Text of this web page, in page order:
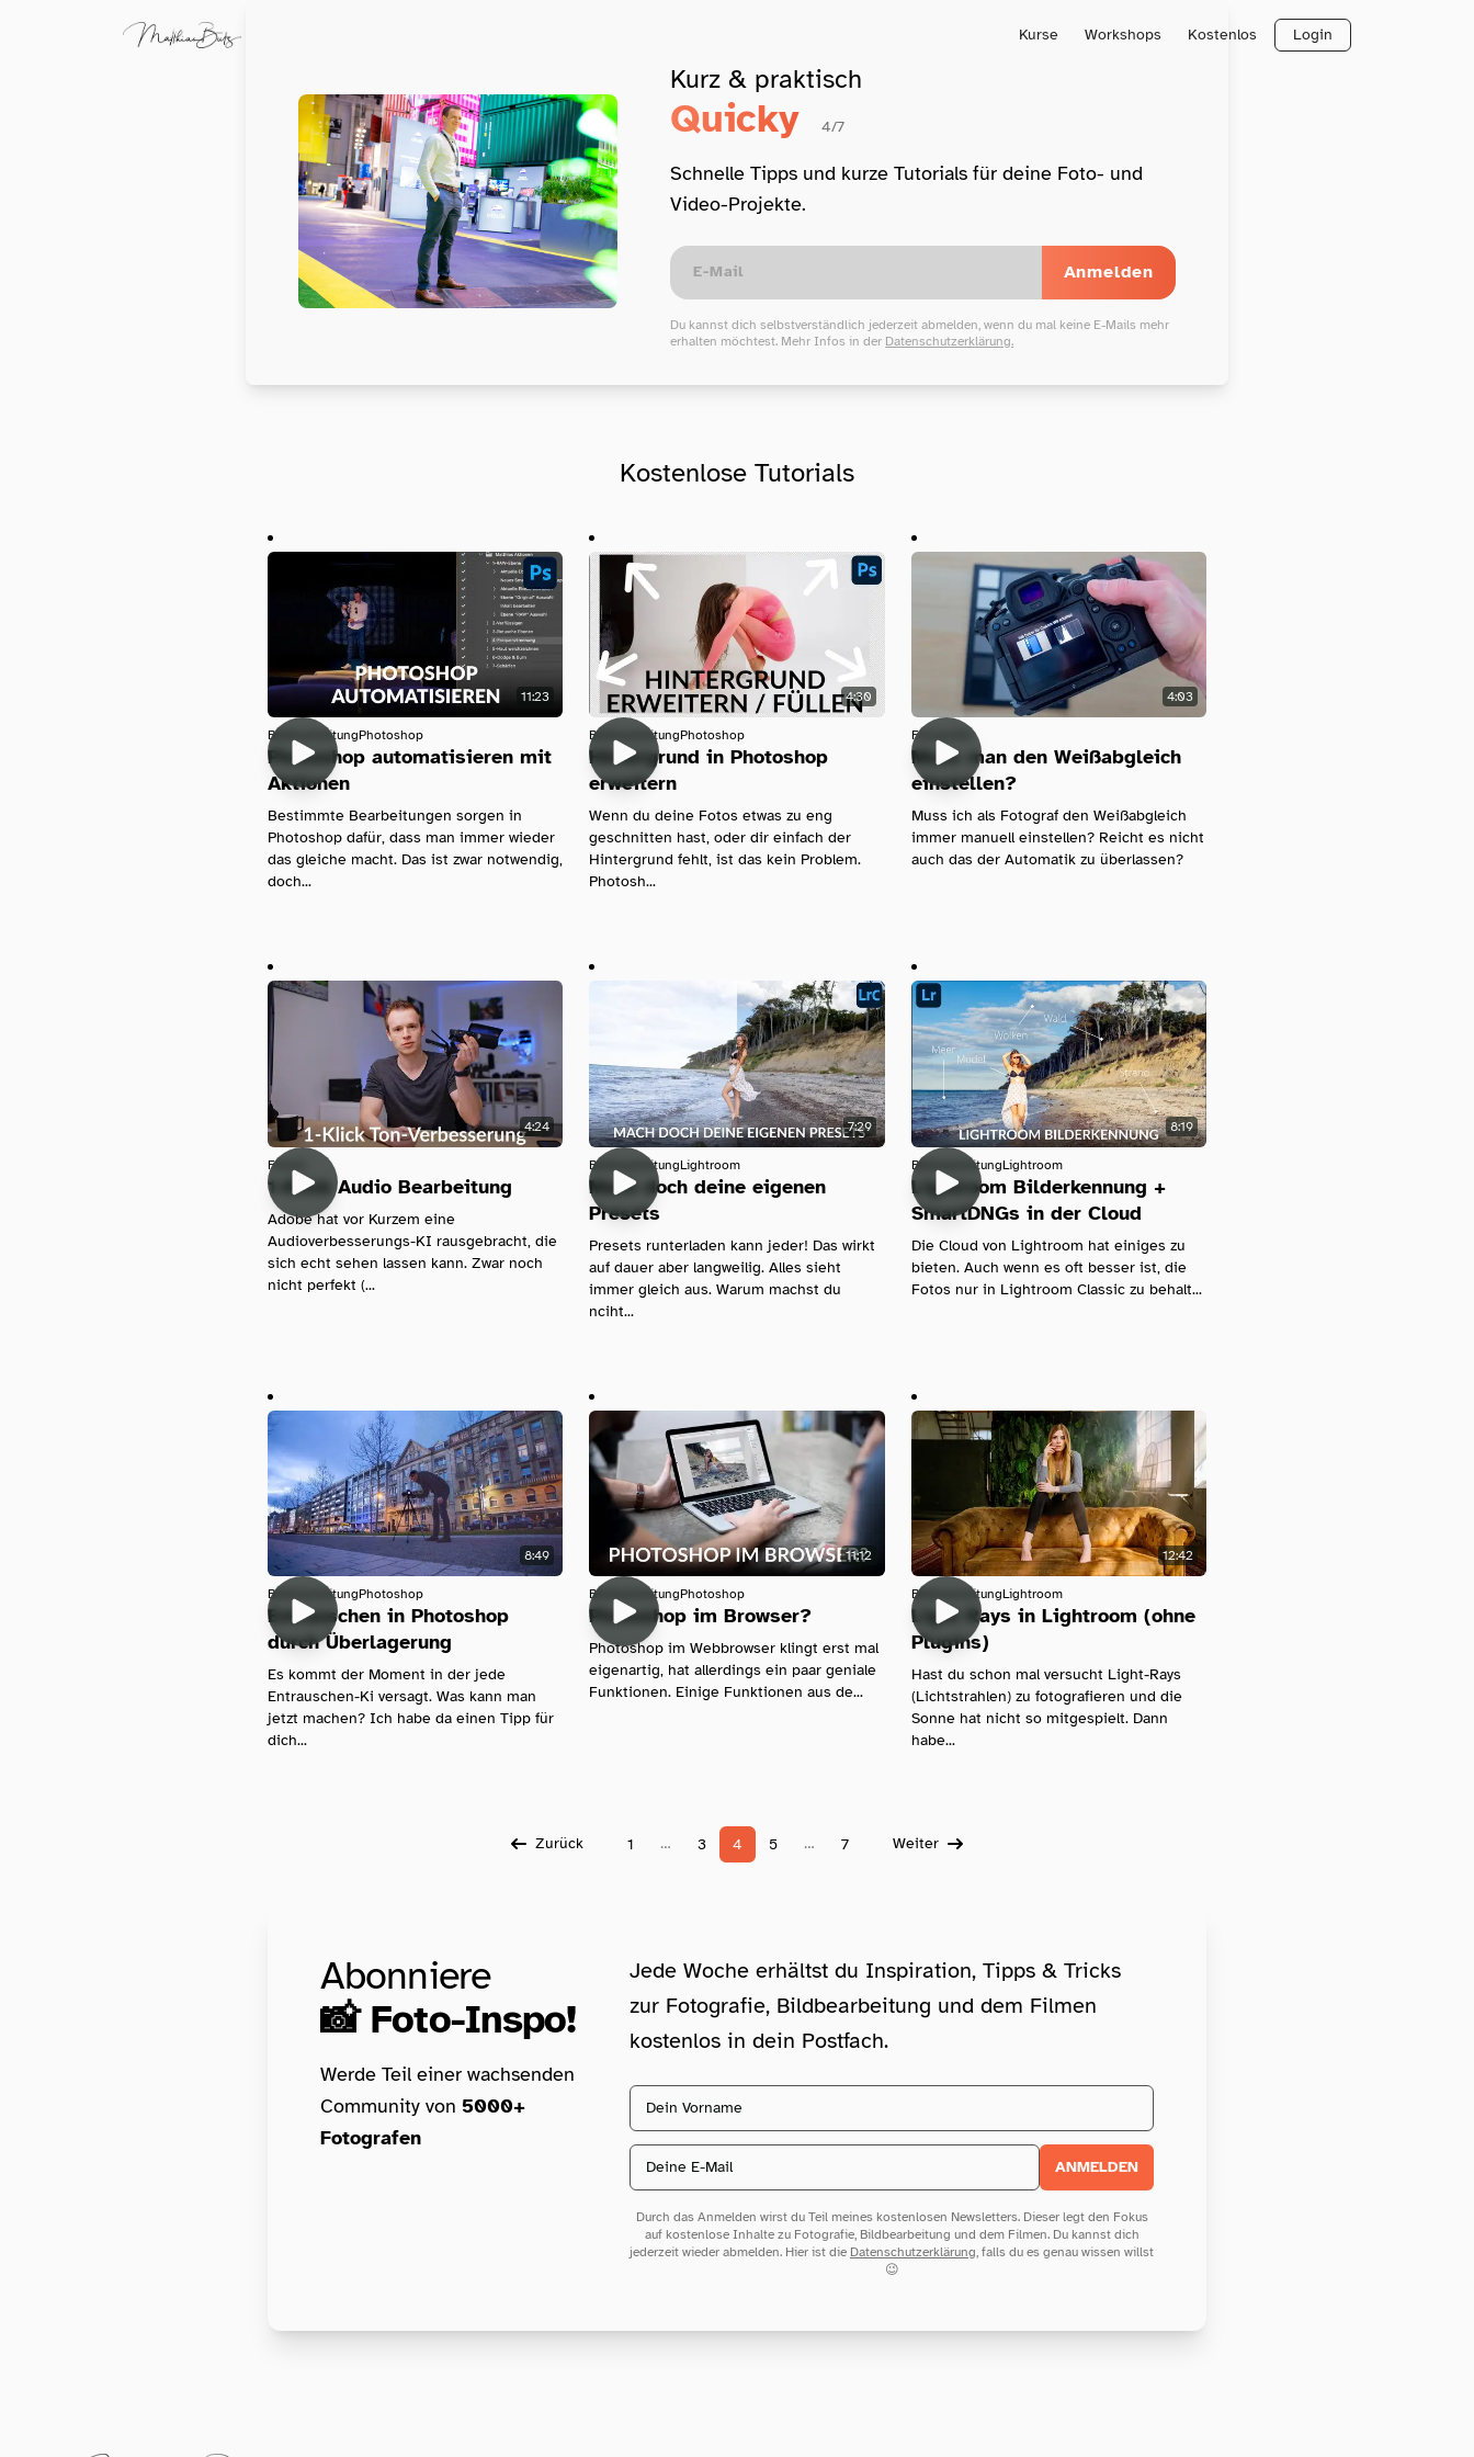
Kurse Workshops Kostenlos Login
Kurz & praktisch
Quicky 4/7
Schnelle Tipps und kurze Tutorials für deine Foto- und
Video-Projekte.
Anmelden
Du kannst dich selbstverständlich jederzeit abmelden, wenn du mal keine E-Mails mehr
erhalten möchtest. Mehr Infos in der Datenschutzerklärung.
Kostenlose Tutorials
11:23
BildbearbeitungPhotoshop
Photoshop automatisieren mit
Aktionen
Bestimmte Bearbeitungen sorgen in
Photoshop dafür, dass man immer wieder
das gleiche macht. Das ist zwar notwendig,
doch...
4:30
BildbearbeitungPhotoshop
Hintergrund in Photoshop
erweitern
Wenn du deine Fotos etwas zu eng
geschnitten hast, oder dir einfach der
Hintergrund fehlt, ist das kein Problem.
Photosh...
4:03
Fotografie
Muss man den Weißabgleich
einstellen?
Muss ich als Fotograf den Weißabgleich
immer manuell einstellen? Reicht es nicht
auch das der Automatik zu überlassen?
4:24
Filmen
1-Klick Audio Bearbeitung
Adobe hat vor Kurzem eine
Audioverbesserungs-KI rausgebracht, die
sich echt sehen lassen kann. Zwar noch
nicht perfekt (...
7:29
BildbearbeitungLightroom
Mach doch deine eigenen
Presets
Presets runterladen kann jeder! Das wirkt
auf dauer aber langweilig. Alles sieht
immer gleich aus. Warum machst du
nciht...
8:19
BildbearbeitungLightroom
Lightroom Bilderkennung +
SmartDNGs in der Cloud
Die Cloud von Lightroom hat einiges zu
bieten. Auch wenn es oft besser ist, die
Fotos nur in Lightroom Classic zu behalt...
8:49
BildbearbeitungPhotoshop
Entrauschen in Photoshop
durch Überlagerung
Es kommt der Moment in der jede
Entrauschen-Ki versagt. Was kann man
jetzt machen? Ich habe da einen Tipp für
dich...
11:12
BildbearbeitungPhotoshop
Photoshop im Browser?
Photoshop im Webbrowser klingt erst mal
eigenartig, hat allerdings ein paar geniale
Funktionen. Einige Funktionen aus de...
12:42
BildbearbeitungLightroom
Light Rays in Lightroom (ohne
Plugins)
Hast du schon mal versucht Light-Rays
(Lichtstrahlen) zu fotografieren und die
Sonne hat nicht so mitgespielt. Dann
habe...
Zurück 1 … 3 4 5 … 7 Weiter
Abonniere
📸 Foto-Inspo!
Werde Teil einer wachsenden
Community von 5000+
Fotografen
Jede Woche erhältst du Inspiration, Tipps & Tricks
zur Fotografie, Bildbearbeitung und dem Filmen
kostenlos in dein Postfach.
Vorname
Email address ANMELDEN
Durch das Anmelden wirst du Teil meines kostenlosen Newsletters. Dieser legt den Fokus
auf kostenlose Inhalte zu Fotografie, Bildbearbeitung und dem Filmen. Du kannst dich
jederzeit wieder abmelden. Hier ist die Datenschutzerklärung, falls du es genau wissen willst
😉